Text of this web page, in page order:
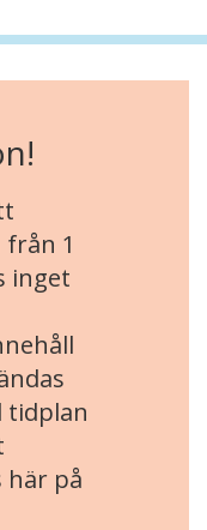
1
inget
tidplan
här på